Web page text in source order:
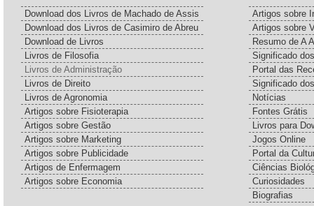
Download dos Livros de Machado de Assis
Download dos Livros de Casimiro de Abreu
Download de Livros
Livros de Filosofia
Livros de Administração
Livros de Direito
Livros de Agronomia
Artigos sobre Fisioterapia
Artigos sobre Gestão
Artigos sobre Marketing
Artigos sobre Publicidade
Artigos de Enfermagem
Artigos sobre Economia
Artigos sobre
Artigos sobre
Resumo de A
Significado
Portal das
Significado
Notícias
Fontes Grátis
Livros para
Jogos Online
Portal da
Ciências
Curiosidades
Biografias